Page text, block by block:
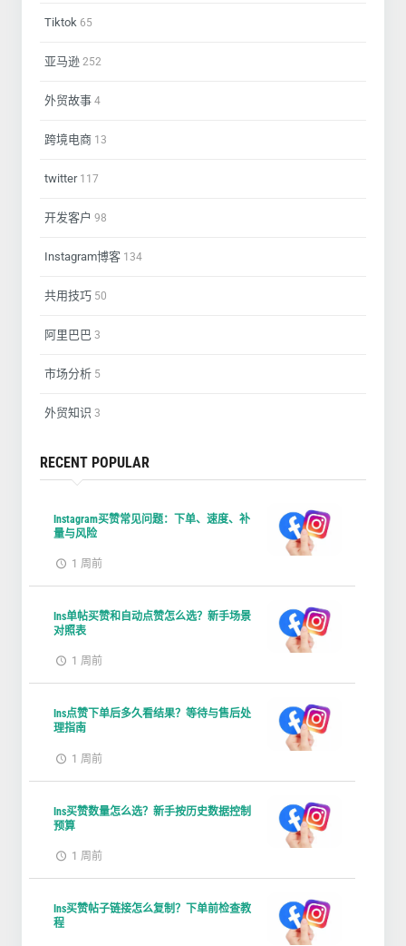
Tiktok 65
亚马逊 252
外贸故事 4
跨境电商 13
twitter117
开发客户 98
Instagram博客 134
共用技巧 50
阿里巴巴 3
市场分析 5
外贸知识 3
RECENT POPULAR
Instagram买赞常见问题：下单、速度、补
量与风险
1 周前
Ins单帖买赞和自动点赞怎么选？新手场景
对照表
1 周前
Ins点赞下单后多久看结果？等待与售后处
理指南
1 周前
Ins买赞数量怎么选？新手按历史数据控制
预算
1 周前
Ins买赞帖子链接怎么复制？下单前检查教
程